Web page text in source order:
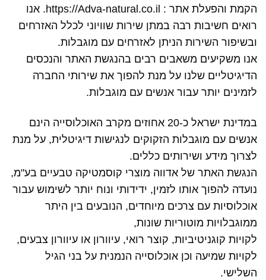
הקמת והפעלת אתר : https://Adva-natural.co.il. אנו
רואים חשיבות רבה במתן שירות שוויוני לכלל האזרחים
ובשיפור השירות הניתן לאזרחים עם מוגבלות.
אנו משקיעים משאבים רבים בהנגשת האתר והנכסים
הדיגיטליים שלנו על מנת להפוך את שירותי החברה
לזמינים יותר עבור אנשים עם מוגבלות.
במדינת ישראל כ-20 אחוזים מקרב האוכלוסייה הינם
אנשים עם מוגבלות הזקוקים לנגישות דיגיטלית, על מנת
לצרוך מידע ושירותים כללים.
הנגשת האתר של אדווה מוצרי קוסמטיקה טבעיים בע"מ,
נועדה להפוך אותו לזמין, ידידותי ונוח יותר לשימוש עבור
אוכלוסיות עם צרכים מיוחדים, הנובעים בין היתר
ממוגבלויות מוטוריות שונות,
לקויות קוגניטיביות, קוצר רואי, עיוורון או עיוורון צבעים,
לקויות שמיעה וכן אוכלוסייה הנמנית על בני הגיל
השלישי.